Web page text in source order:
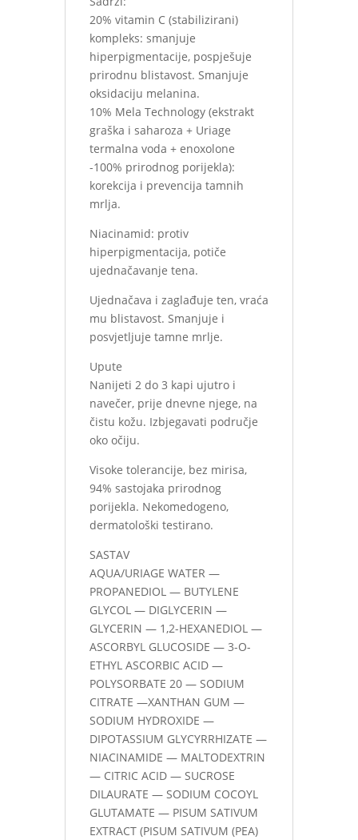
20% vitamin C (stabilizirani)
kompleks: smanjuje
hiperpigmentacije, pospješuje
prirodnu blistavost. Smanjuje
oksidaciju melanina.
10% Mela Technology (ekstrakt
graška i saharoza + Uriage
termalna voda + enoxolone
-100% prirodnog porijekla):
korekcija i prevencija tamnih
mrlja.
Niacinamid: protiv
hiperpigmentacija, potiče
ujednačavanje tena.
Ujednačava i zaglađuje ten, vraća
mu blistavost. Smanjuje i
posvjetljuje tamne mrlje.
Upute
Nanijeti 2 do 3 kapi ujutro i
navečer, prije dnevne njege, na
čistu kožu. Izbjegavati područje
oko očiju.
Visoke tolerancije, bez mirisa,
94% sastojaka prirodnog
porijekla. Nekomedogeno,
dermatološki testirano.
SASTAV
AQUA/URIAGE WATER —
PROPANEDIOL — BUTYLENE
GLYCOL — DIGLYCERIN —
GLYCERIN — 1,2-HEXANEDIOL —
ASCORBYL GLUCOSIDE — 3-O-
ETHYL ASCORBIC ACID —
POLYSORBATE 20 — SODIUM
CITRATE —XANTHAN GUM —
SODIUM HYDROXIDE —
DIPOTASSIUM GLYCYRRHIZATE —
NIACINAMIDE — MALTODEXTRIN
— CITRIC ACID — SUCROSE
DILAURATE — SODIUM COCOYL
GLUTAMATE — PISUM SATIVUM
EXTRACT (PISUM SATIVUM (PEA)